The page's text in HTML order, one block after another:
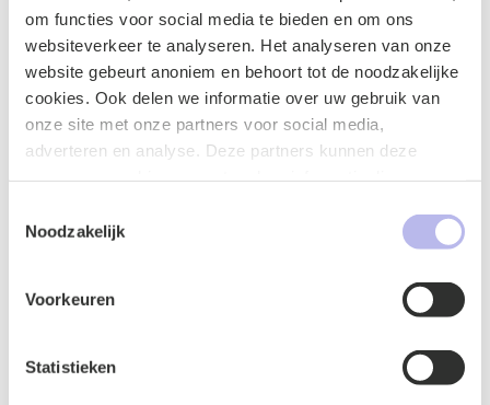
om functies voor social media te bieden en om ons
websiteverkeer te analyseren. Het analyseren van onze
website gebeurt anoniem en behoort tot de noodzakelijke
cookies. Ook delen we informatie over uw gebruik van
onze site met onze partners voor social media,
adverteren en analyse. Deze partners kunnen deze
uw gebruik van hun services.
Noodzakelijk
Voorkeuren
Statistieken